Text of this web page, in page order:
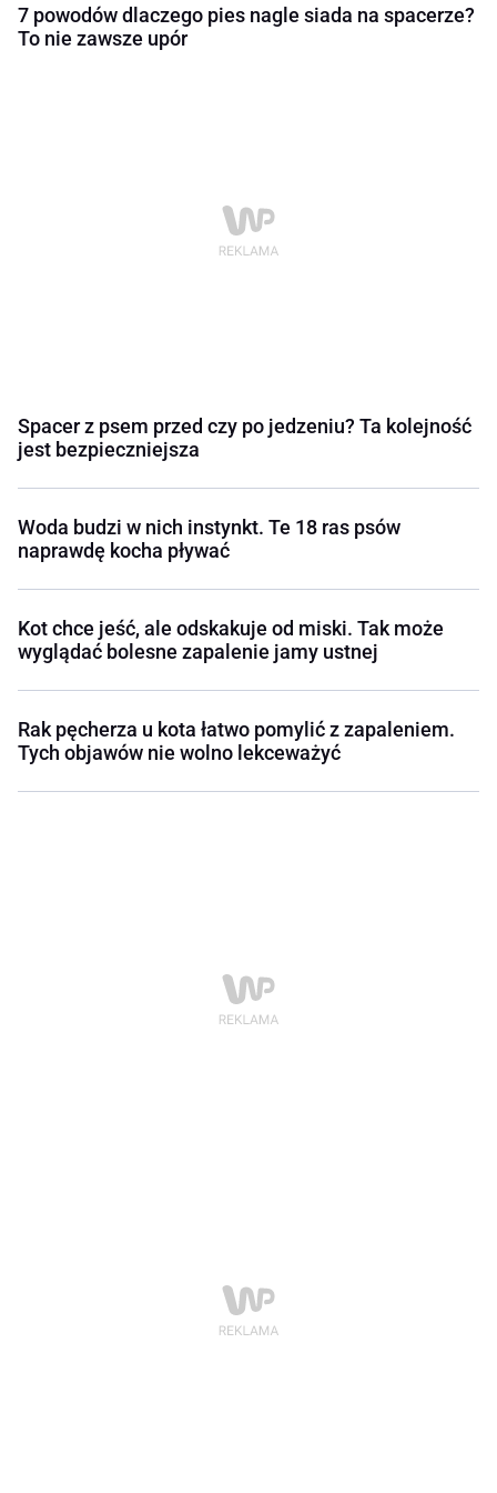
7 powodów dlaczego pies nagle siada na spacerze?
To nie zawsze upór
Spacer z psem przed czy po jedzeniu? Ta kolejność
jest bezpieczniejsza
Woda budzi w nich instynkt. Te 18 ras psów
naprawdę kocha pływać
Kot chce jeść, ale odskakuje od miski. Tak może
wyglądać bolesne zapalenie jamy ustnej
Rak pęcherza u kota łatwo pomylić z zapaleniem.
Tych objawów nie wolno lekceważyć